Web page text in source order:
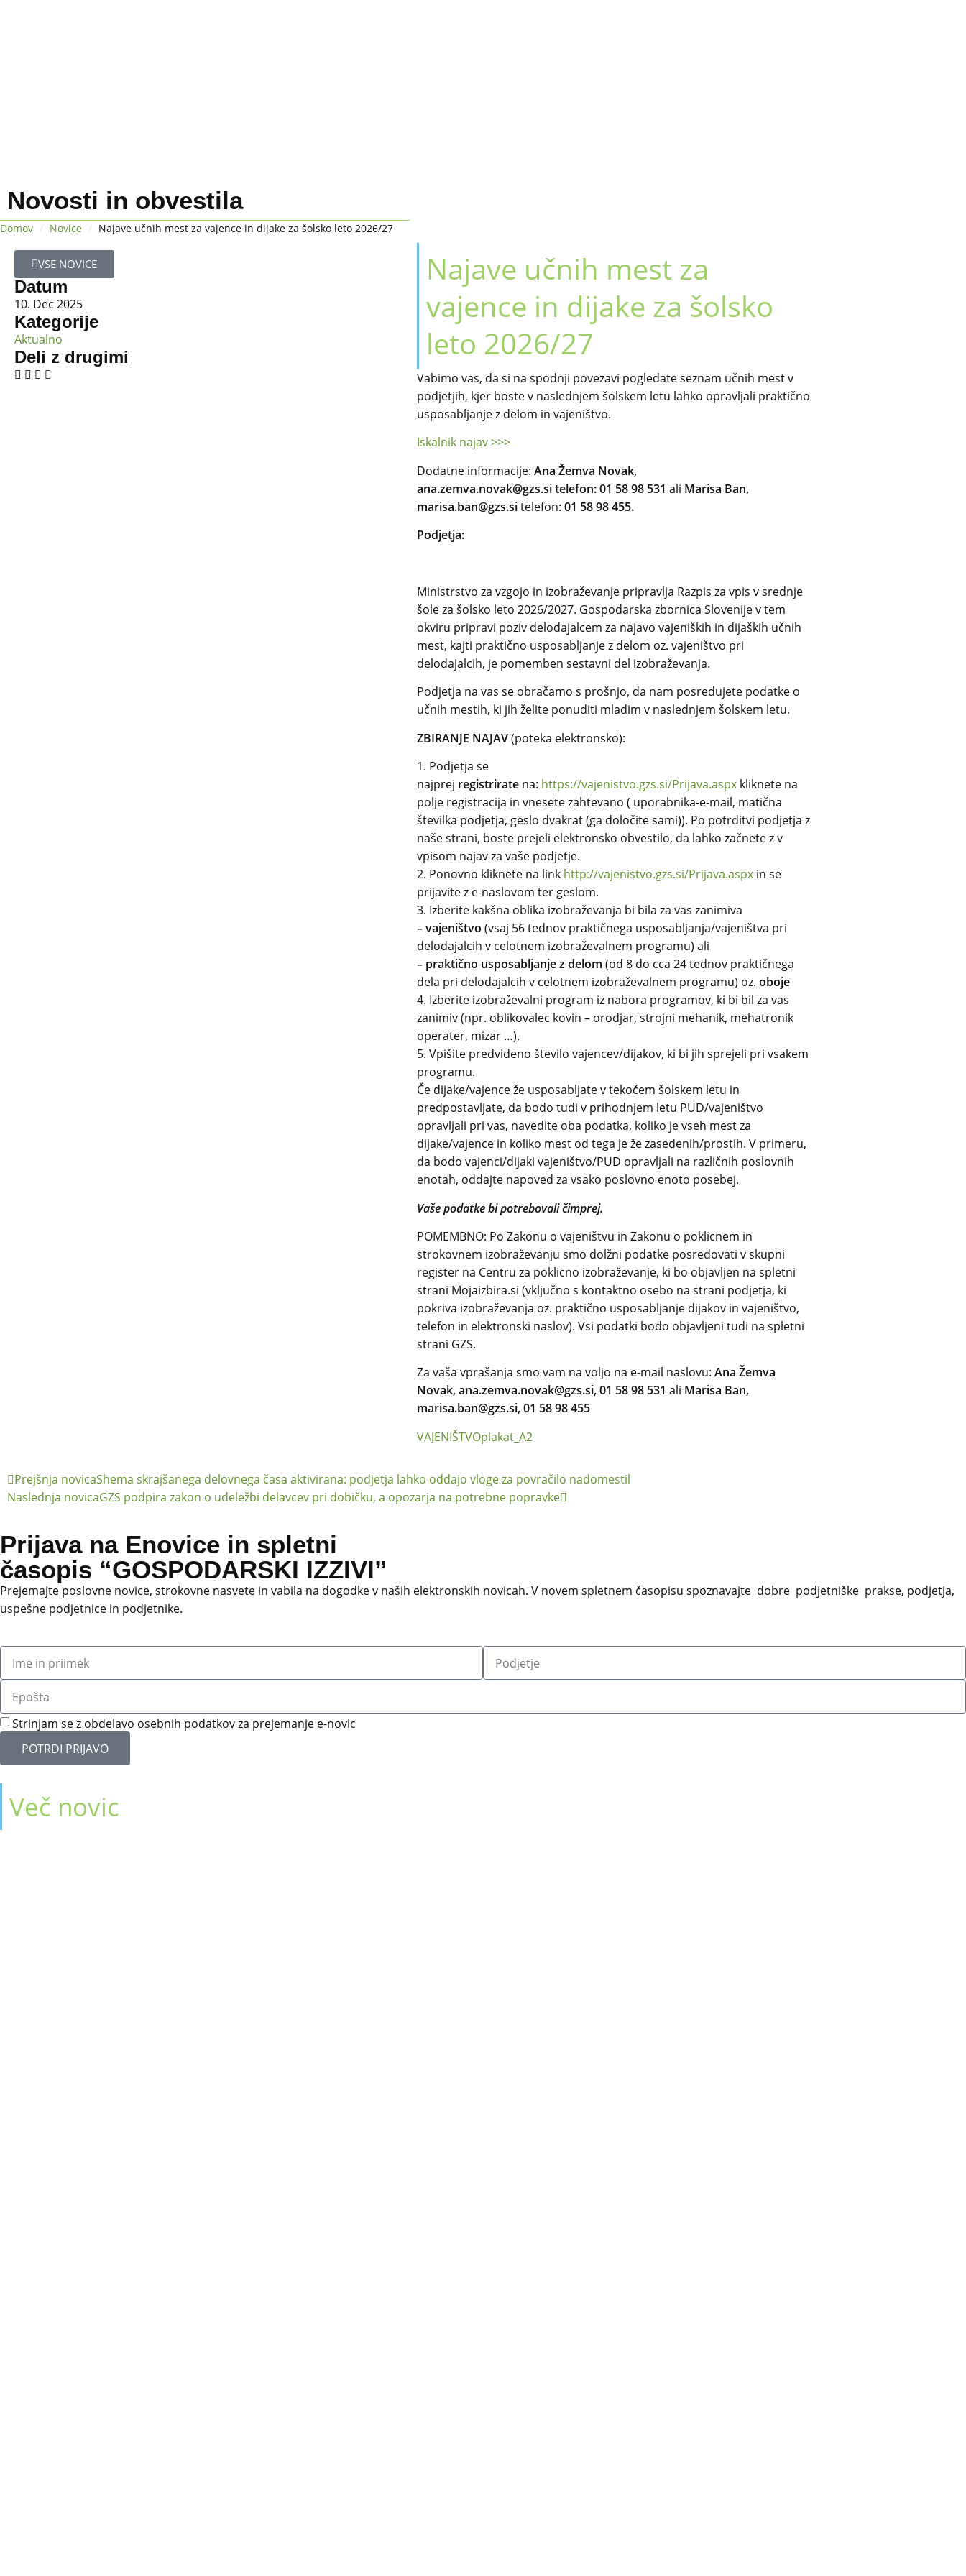
Novosti in obvestila
Domov / Novice / Najave učnih mest za vajence in dijake za šolsko leto 2026/27
VSE NOVICE
Datum
10. Dec 2025
Kategorije
Aktualno
Deli z drugimi
Najave učnih mest za
vajence in dijake za šolsko
leto 2026/27
Vabimo vas, da si na spodnji povezavi pogledate seznam učnih mest v
podjetjih, kjer boste v naslednjem šolskem letu lahko opravljali praktično
usposabljanje z delom in vajeništvo.
Iskalnik najav >>>
Dodatne informacije: Ana Žemva Novak,
ana.zemva.novak@gzs.si telefon: 01 58 98 531 ali Marisa Ban,
marisa.ban@gzs.sitelefon: 01 58 98 455.
Podjetja:
Ministrstvo za vzgojo in izobraževanje pripravlja Razpis za vpis v srednje
šole za šolsko leto 2026/2027. Gospodarska zbornica Slovenije v tem
okviru pripravi poziv delodajalcem za najavo vajeniških in dijaških učnih
mest, kajti praktično usposabljanje z delom oz. vajeništvo pri
delodajalcih, je pomemben sestavni del izobraževanja.
Podjetja na vas se obračamo s prošnjo, da nam posredujete podatke o
učnih mestih, ki jih želite ponuditi mladim v naslednjem šolskem letu.
ZBIRANJE NAJAV(poteka elektronsko):
1. Podjetja se
najprej registrirate na: https://vajenistvo.gzs.si/Prijava.aspx kliknete na
polje registracija in vnesete zahtevano ( uporabnika-e-mail, matična
številka podjetja, geslo dvakrat (ga določite sami)). Po potrditvi podjetja z
naše strani, boste prejeli elektronsko obvestilo, da lahko začnete z v
vpisom najav za vaše podjetje.
2. Ponovno kliknete na link http://vajenistvo.gzs.si/Prijava.aspx in se
prijavite z e-naslovom ter geslom.
3. Izberite kakšna oblika izobraževanja bi bila za vas zanimiva
– vajeništvo (vsaj 56 tednov praktičnega usposabljanja/vajeništva pri
delodajalcih v celotnem izobraževalnem programu) ali
– praktično usposabljanje z delom (od 8 do cca 24 tednov praktičnega
dela pri delodajalcih v celotnem izobraževalnem programu) oz. oboje
4. Izberite izobraževalni program iz nabora programov, ki bi bil za vas
zanimiv (npr. oblikovalec kovin – orodjar, strojni mehanik, mehatronik
operater, mizar …).
5. Vpišite predvideno število vajencev/dijakov, ki bi jih sprejeli pri vsakem
programu.
Če dijake/vajence že usposabljate v tekočem šolskem letu in
predpostavljate, da bodo tudi v prihodnjem letu PUD/vajeništvo
opravljali pri vas, navedite oba podatka, koliko je vseh mest za
dijake/vajence in koliko mest od tega je že zasedenih/prostih. V primeru,
da bodo vajenci/dijaki vajeništvo/PUD opravljali na različnih poslovnih
enotah, oddajte napoved za vsako poslovno enoto posebej.
Vaše podatke bi potrebovali čimprej.
POMEMBNO: Po Zakonu o vajeništvu in Zakonu o poklicnem in
strokovnem izobraževanju smo dolžni podatke posredovati v skupni
register na Centru za poklicno izobraževanje, ki bo objavljen na spletni
strani Mojaizbira.si (vključno s kontaktno osebo na strani podjetja, ki
pokriva izobraževanja oz. praktično usposabljanje dijakov in vajeništvo,
telefon in elektronski naslov). Vsi podatki bodo objavljeni tudi na spletni
strani GZS.
Za vaša vprašanja smo vam na voljo na e-mail naslovu: Ana Žemva
Novak, ana.zemva.novak@gzs.si, 01 58 98 531 ali Marisa Ban,
marisa.ban@gzs.si, 01 58 98 455
VAJENIŠTVOplakat_A2
Prejšnja novicaShema skrajšanega delovnega časa aktivirana: podjetja lahko oddajo vloge za povračilo nadomestil
Naslednja novicaGZS podpira zakon o udeležbi delavcev pri dobičku, a opozarja na potrebne popravke
Prijava na Enovice in spletni
časopis “GOSPODARSKI IZZIVI”
Prejemajte poslovne novice, strokovne nasvete in vabila na dogodke v naših elektronskih novicah. V novem spletnem časopisu spoznavajte dobre podjetniške prakse, podjetja,
uspešne podjetnice in podjetnike.
Strinjam se z obdelavo osebnih podatkov za prejemanje e-novic
POTRDI PRIJAVO
Več novic